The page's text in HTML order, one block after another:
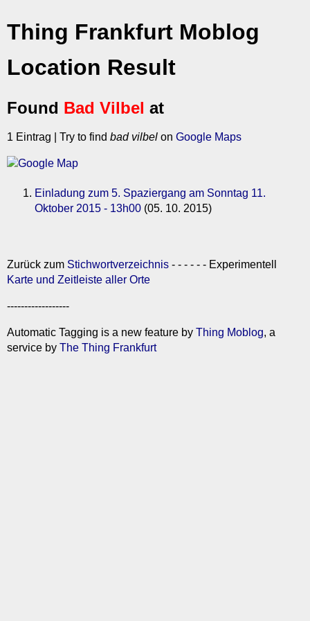
Thing Frankfurt Moblog
Location Result
Found Bad Vilbel at
1 Eintrag | Try to find bad vilbel on Google Maps
Einladung zum 5. Spaziergang am Sonntag 11.
Oktober 2015 - 13h00 (05. 10. 2015)
Zurück zum Stichwortverzeichnis - - - - - - Experimentell
Karte und Zeitleiste aller Orte
------------------
Automatic Tagging is a new feature by Thing Moblog, a
service by The Thing Frankfurt